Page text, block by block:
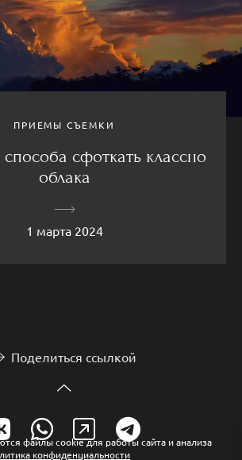
ПРИЕМЫ СЪЕМКИ
сфоткать классно
облака
1 марта 2024
Поделиться ссылкой
файлы cookie для работы сайта и анализа
конфиденциальности